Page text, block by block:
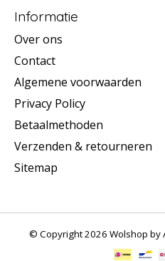
Informatie
Over ons
Contact
Algemene voorwaarden
Privacy Policy
Betaalmethoden
Verzenden & retourneren
Sitemap
© Copyright 2026 Wolshop by